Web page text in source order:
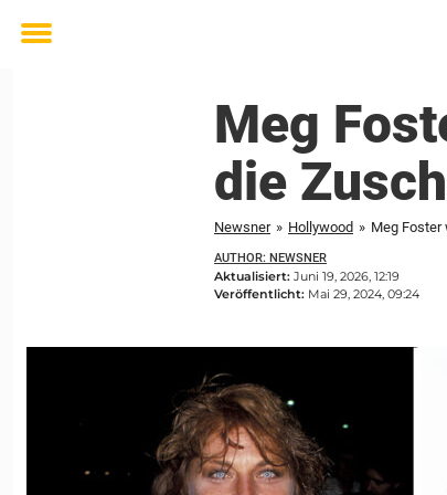
Toggle
Meg
die
Newsner » Hollywood » Meg Foster
AUTHOR: NEWSNER
Aktualisiert: Juni 19, 2026, 12:19
Veröffentlicht: Mai 29, 2024, 09:24